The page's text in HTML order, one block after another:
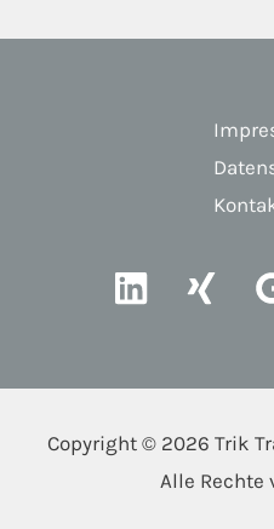
Copyright © 2026 Trik
Alle Rechte